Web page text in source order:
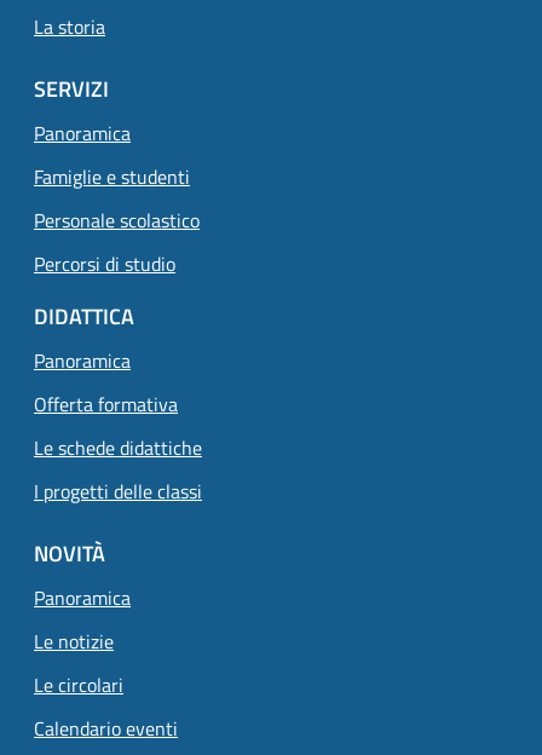
La storia
SERVIZI
Panoramica
Famiglie e studenti
Personale scolastico
Percorsi di studio
DIDATTICA
Panoramica
Offerta formativa
Le schede didattiche
I progetti delle classi
NOVITÀ
Panoramica
Le notizie
Le circolari
Calendario eventi